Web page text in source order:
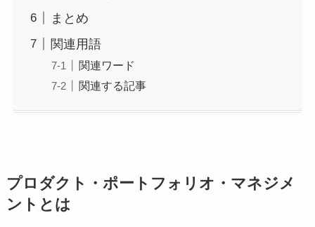
まとめ
関連用語
関連ワード
関連する記事
プロダクト・ポートフォリオ・マネジメ
ントとは